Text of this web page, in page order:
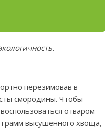
перезимовав в
смородины. Чтобы
отваром
грамм высушенного хвоща,